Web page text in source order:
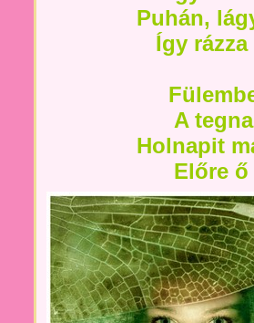
Puhán,
Így
A
Holnapit
Előre